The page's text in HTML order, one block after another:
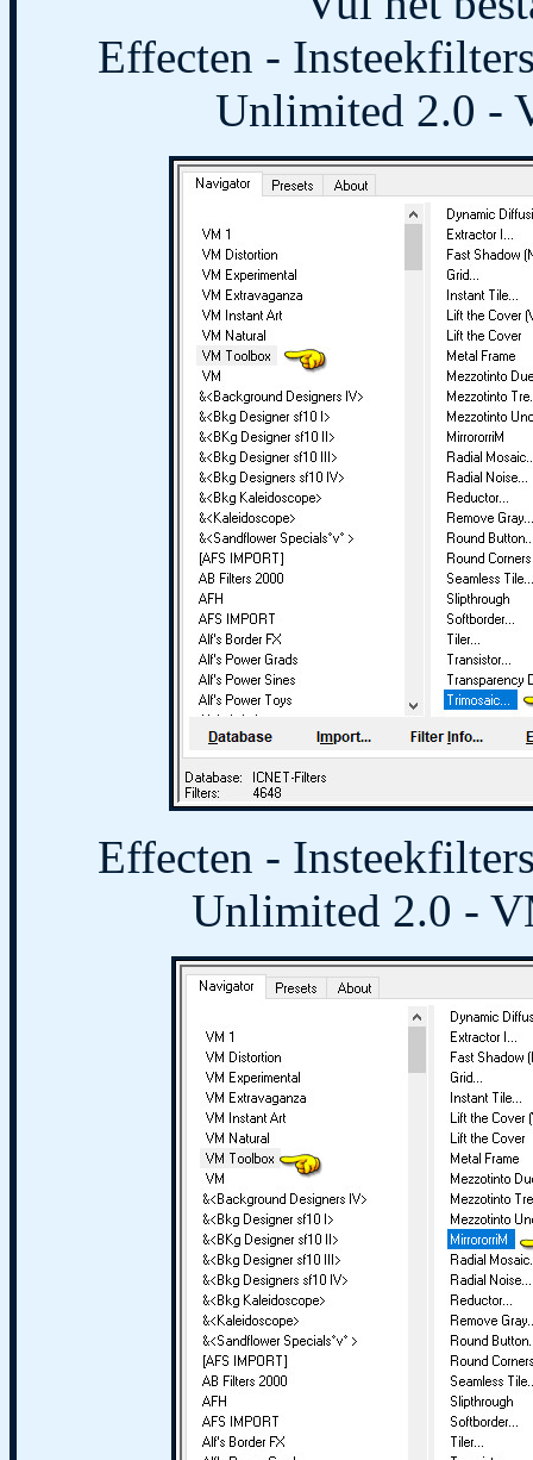
Effecten -
Unlimited 2.0 -
Effecten -
Unlimited 2.0 -